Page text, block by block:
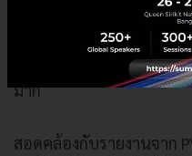
สัญญาณแดชบอร์ดจะบอ
โอบรับการใช้ AI หนักกว่
A ทำงานได้ฉลาด มีประ
มาก
สอดคล้องกับรายงานจาก